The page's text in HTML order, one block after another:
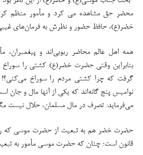
محضر حق مشاهده می کرد و مأمور منظم
خضر(ع)، حافظ حضور و نظرش به فرمان‌های غیبی
همه اهل عالم محاضر ربوبی‌اند و
بنابراین وقتی حضرت خضر(ع) کشتی را
گرفت که چرا کشتی مردم را سوراخ می‌کنی؟!
نوامیس پنج گانه‌اند که یکی از آنها مال و جان
می‌فرماید: تصرف در مال مسلمان، حلال نیست
حضرت خضر هم به تبعیت از حضرت موسی که
قانون است؛ چنان که حضرت موسی مأمور به